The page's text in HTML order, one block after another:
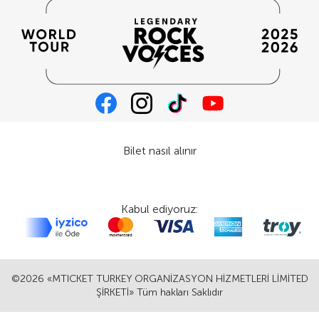
©2026 «MTICKET TURKEY ORGANİZASYON HİZMETLERİ LİMİTED
ŞİRKETİ» Tüm hakları Saklıdır
Bilet nasıl alınır
Kabul ediyoruz: